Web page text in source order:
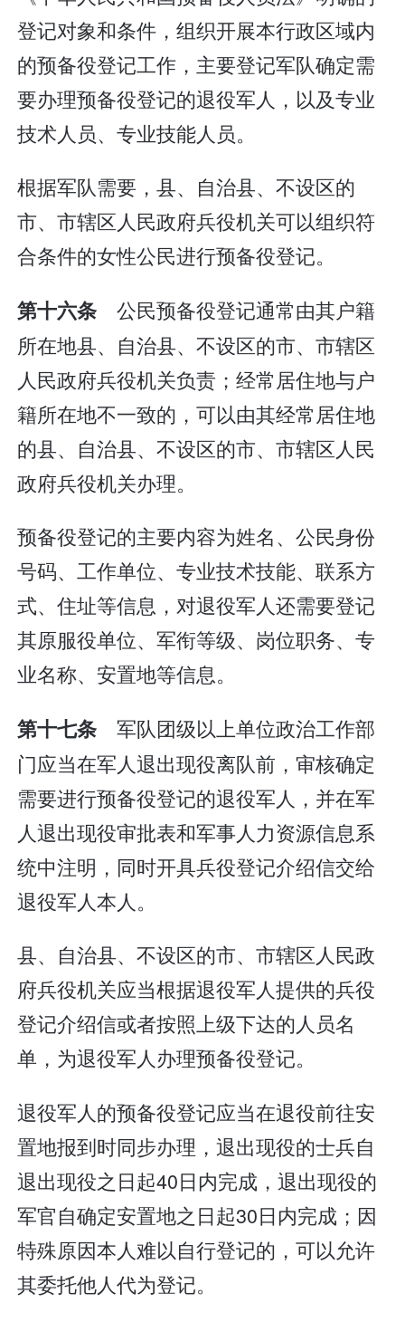
登记对象和条件，组织开展本行政区域内
的预备役登记工作，主要登记军队确定需
要办理预备役登记的退役军人，以及专业
技术人员、专业技能人员。
根据军队需要，县、自治县、不设区的
市、市辖区人民政府兵役机关可以组织符
合条件的女性公民进行预备役登记。
第十六条公民预备役登记通常由其户籍
所在地县、自治县、不设区的市、市辖区
人民政府兵役机关负责；经常居住地与户
籍所在地不一致的，可以由其经常居住地
的县、自治县、不设区的市、市辖区人民
政府兵役机关办理。
预备役登记的主要内容为姓名、公民身份
号码、工作单位、专业技术技能、联系方
式、住址等信息，对退役军人还需要登记
其原服役单位、军衔等级、岗位职务、专
业名称、安置地等信息。
第十七条军队团级以上单位政治工作部
门应当在军人退出现役离队前，审核确定
需要进行预备役登记的退役军人，并在军
人退出现役审批表和军事人力资源信息系
统中注明，同时开具兵役登记介绍信交给
退役军人本人。
县、自治县、不设区的市、市辖区人民政
府兵役机关应当根据退役军人提供的兵役
登记介绍信或者按照上级下达的人员名
单，为退役军人办理预备役登记。
退役军人的预备役登记应当在退役前往安
置地报到时同步办理，退出现役的士兵自
退出现役之日起40日内完成，退出现役的
军官自确定安置地之日起30日内完成；因
特殊原因本人难以自行登记的，可以允许
其委托他人代为登记。